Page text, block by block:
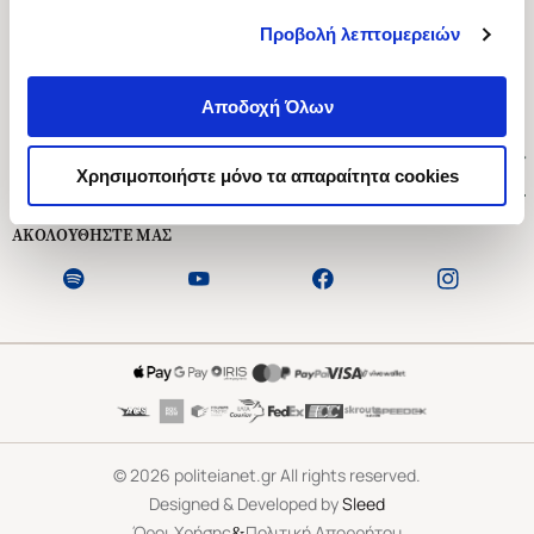
Προβολή λεπτομερειών
Αποδοχή Όλων
Χρησιμοποιήστε μόνο τα απαραίτητα cookies
Ασκληπιού 1-3, Αθήνα 106 79
Δευτέρα - Παρασκευή 09:00-21:00
Εξυπηρέτηση Πελατών
ΑΚΟΛΟΥΘΗΣΤΕ ΜΑΣ
©2026 politeianet.gr All rights reserved.
Designed & Developed bySleed